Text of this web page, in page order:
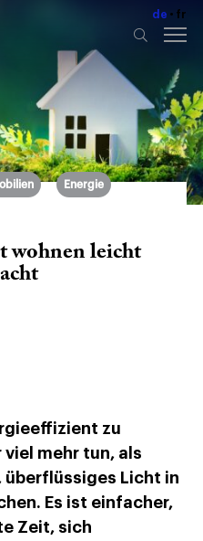
de fr
Energie
wohnen leicht
zu
viel mehr tun, als
überflüssiges Licht in
Es ist einfacher,
Zeit, sich